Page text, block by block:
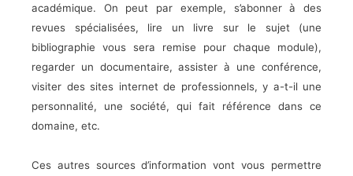
académique. On peut par exemple, s’abonner à des
revues spécialisées, lire un livre sur le sujet (une
bibliographie vous sera remise pour chaque module),
regarder un documentaire, assister à une conférence,
visiter des sites internet de professionnels, y a-t-il une
personnalité, une société, qui fait référence dans ce
domaine, etc.
Ces autres sources d’information vont vous permettre